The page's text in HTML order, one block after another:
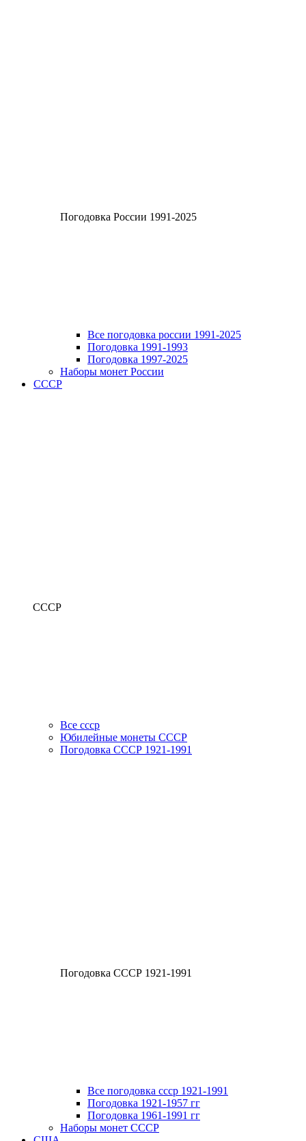
Погодовка России 1991-2025
Все погодовка россии 1991-2025
Погодовка 1991-1993
Погодовка 1997-2025
Наборы монет России
СССР
СССР
Все ссср
Юбилейные монеты СССР
Погодовка СССР 1921-1991
Погодовка СССР 1921-1991
Все погодовка ссср 1921-1991
Погодовка 1921-1957 гг
Погодовка 1961-1991 гг
Наборы монет СССР